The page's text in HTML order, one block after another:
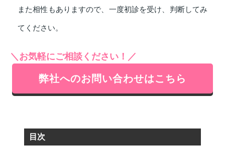
また相性もありますので、一度初診を受け、判断してみ
てください。
＼お気軽にご相談ください！／
弊社へのお問い合わせはこちら
目次